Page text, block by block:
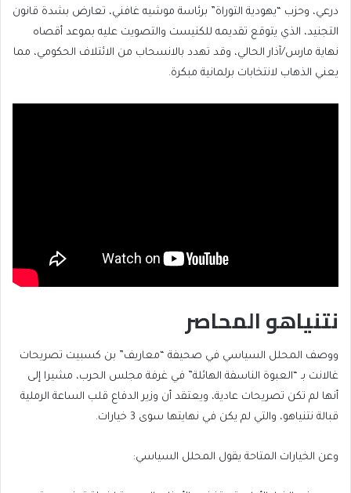
درعي، وحزب “يهودية التوراة” برئاسة موشيه غافني، تعارض بشدة قانون
التجنيد، الذي يتوقع تقديمه للكنيست والتصويت عليه بموعد أقصاه
نهاية مارس/آذار الحالي، وقد تهدد بالانسحاب من الائتلاف الحكومي، مما
يعني الذهاب لانتخابات برلمانية مبكرة.
نتنياهو المحاصر
ووصف المحلل السياسي في صحيفة “معاريف” بن كسبيت تصريحات
غالانت بـ “العبوة الناسفة الهائلة” في غرفة مجلس الحرب، مشيرا إلى
أنها لم تكن تصريحات عادية، ويعتقد أن وزير الدفاع قلب الساعة الرملية
قبالة نتنياهو، والتي لم يكن في نهايتها سوى 3 خيارات.
وعن الخيارات المتاحة يقول المحلل السياسي: